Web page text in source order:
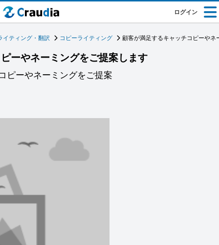
ログイン
イティング・翻訳 コピーライティング 顧客が満足するキャッチコピーやネ
ーやネーミングをご提案します
ピーやネーミングをご提案